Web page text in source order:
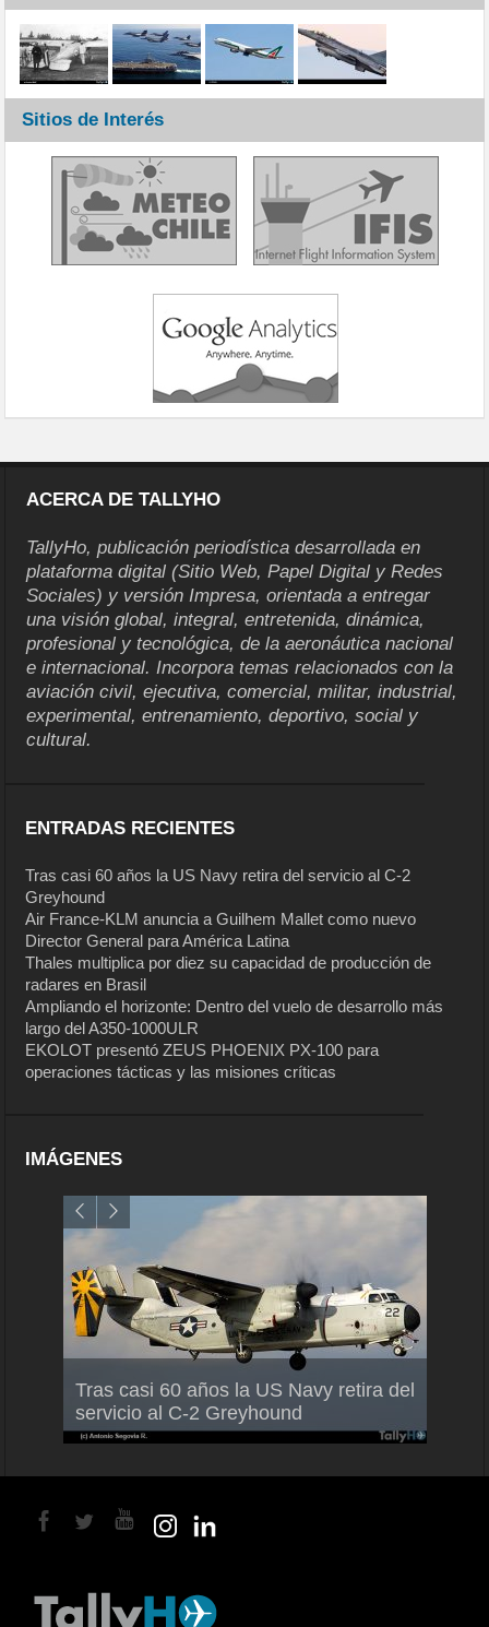
Sitios de Interés
ACERCA DE TALLYHO
TallyHo, publicación periodística desarrollada en
plataforma digital (Sitio Web, Papel Digital y Redes
Sociales) y versión Impresa, orientada a entregar
una visión global, integral, entretenida, dinámica,
profesional y tecnológica, de la aeronáutica nacional
e internacional. Incorpora temas relacionados con la
aviación civil, ejecutiva, comercial, militar, industrial,
experimental, entrenamiento, deportivo, social y
cultural.
ENTRADAS RECIENTES
Tras casi 60 años la US Navy retira del servicio al C-2
Greyhound
Air France-KLM anuncia a Guilhem Mallet como nuevo
Director General para América Latina
Thales multiplica por diez su capacidad de producción de
radares en Brasil
Ampliando el horizonte: Dentro del vuelo de desarrollo más
largo del A350-1000ULR
EKOLOT presentó ZEUS PHOENIX PX-100 para
operaciones tácticas y las misiones críticas
IMÁGENES
Tras casi 60 años la US Navy retira del
servicio al C-2 Greyhound